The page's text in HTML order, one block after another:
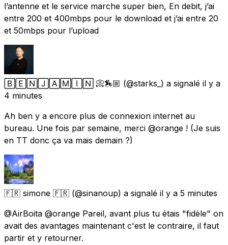
l’antenne et le service marche super bien, En debit, j’ai
entre 200 et 400mbps pour le download et j’ai entre 20
et 50mbps pour l’upload
🄱🄴🄽🄹🄰🄼🄸🄽 📀🏇🏼 (@starks_) a signalé il y a
4 minutes
Ah ben y a encore plus de connexion internet au
bureau. Une fois par semaine, merci @orange ! (Je suis
en TT donc ça va mais demain ?)
🇫🇷 simone 🇫🇷 (@sinanoup) a signalé il y a 5 minutes
@AirBoita @orange Pareil, avant plus tu étais "fidèle" on
avait des avantages maintenant c'est le contraire, il faut
partir et y retourner.